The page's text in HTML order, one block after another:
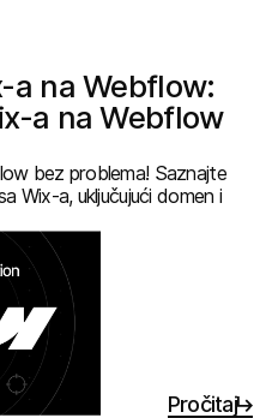
a na Webflow:
a na Webflow
bez problema! Saznajte
Wix-a, uključujući domen i
Pročitaj